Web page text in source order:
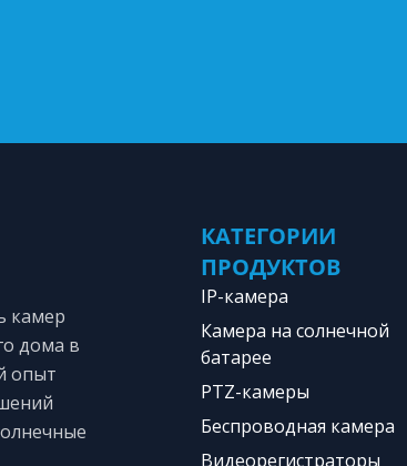
камер
дома в
опыт
КАТЕГОРИИ
ПРОДУКТОВ
IP-камера
Камера на солнечной
батарее
PTZ-камеры
Беспроводная камера
Видеорегистраторы